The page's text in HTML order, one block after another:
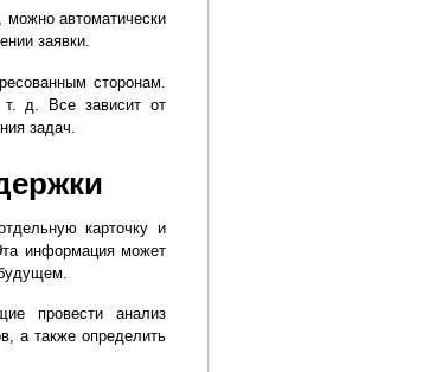
автоматически
заявки.
сторонам.
д. Все зависит от
задач.
карточку и
информация может
провести анализ
а также определить